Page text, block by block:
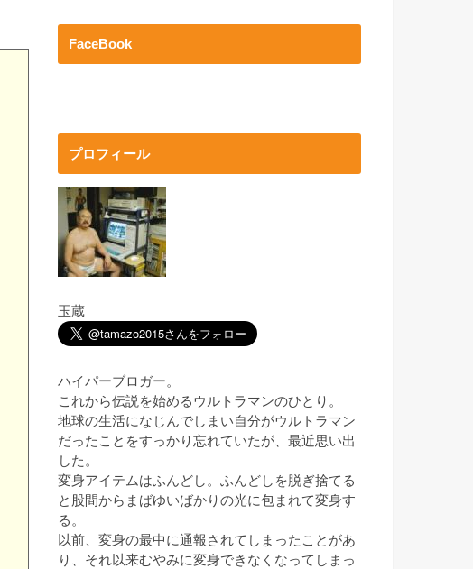
FaceBook
プロフィール
玉蔵
ハイパーブロガー。
これから伝説を始めるウルトラマンのひとり。
地球の生活になじんでしまい自分がウルトラマン
だったことをすっかり忘れていたが、最近思い出
した。
変身アイテムはふんどし。ふんどしを脱ぎ捨てる
と股間からまばゆいばかりの光に包まれて変身す
る。
以前、変身の最中に通報されてしまったことがあ
り、それ以来むやみに変身できなくなってしまっ